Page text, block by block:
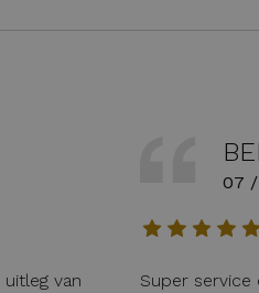
van
07 /
Super service